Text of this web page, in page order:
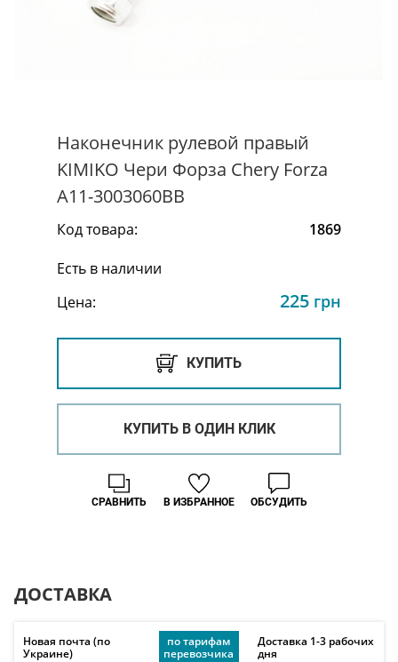
Наконечник рулевой правый
KIMIKO Чери Форза Chery Forza
A11-3003060BB
Код товара:
1869
Есть в наличии
Цена:
225 грн
КУПИТЬ
КУПИТЬ В ОДИН КЛИК
В ИЗБРАННОЕ
СРАВНИТЬ ОБСУДИТЬ
ДОСТАВКА
Новая почта (по
Украине)
по тарифам
перевозчика
Доставка 1-3 рабочих
дня